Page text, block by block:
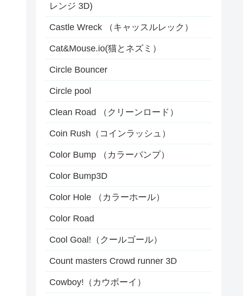
レンジ 3D)
Castle Wreck （キャッスルレック）
Cat&Mouse.io(猫とネズミ）
Circle Bouncer
Circle pool
Clean Road （クリーンロード）
Coin Rush（コインラッシュ）
Color Bump （カラーバンプ）
Color Bump3D
Color Hole （カラーホール）
Color Road
Cool Goal!（クールゴール）
Count masters Crowd runner 3D
Cowboy!（カウボーイ）